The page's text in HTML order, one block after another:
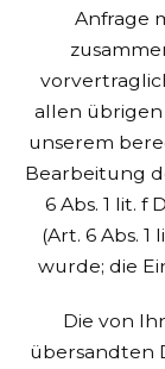
Anfrage
allen
unserem
Bearbeitung
6 Abs. 1 lit. f
(Art. 6 Abs.
wurde; die
Die von
übersandten